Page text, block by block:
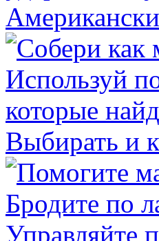
Выбирать и